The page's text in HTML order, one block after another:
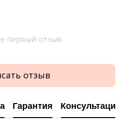
первый отзыв
отзыв
Гарантия Консультация